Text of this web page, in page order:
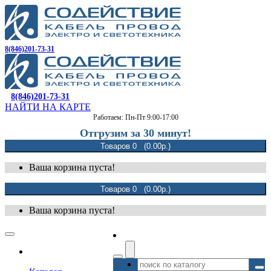
8(846)201-73-31
8(846)201-73-31
НАЙТИ НА КАРТЕ
Работаем: Пн-Пт 9:00-17:00
Отгрузим за 30 минут!
Товаров 0 (0.00р.)
Ваша корзина пуста!
Товаров 0 (0.00р.)
Ваша корзина пуста!